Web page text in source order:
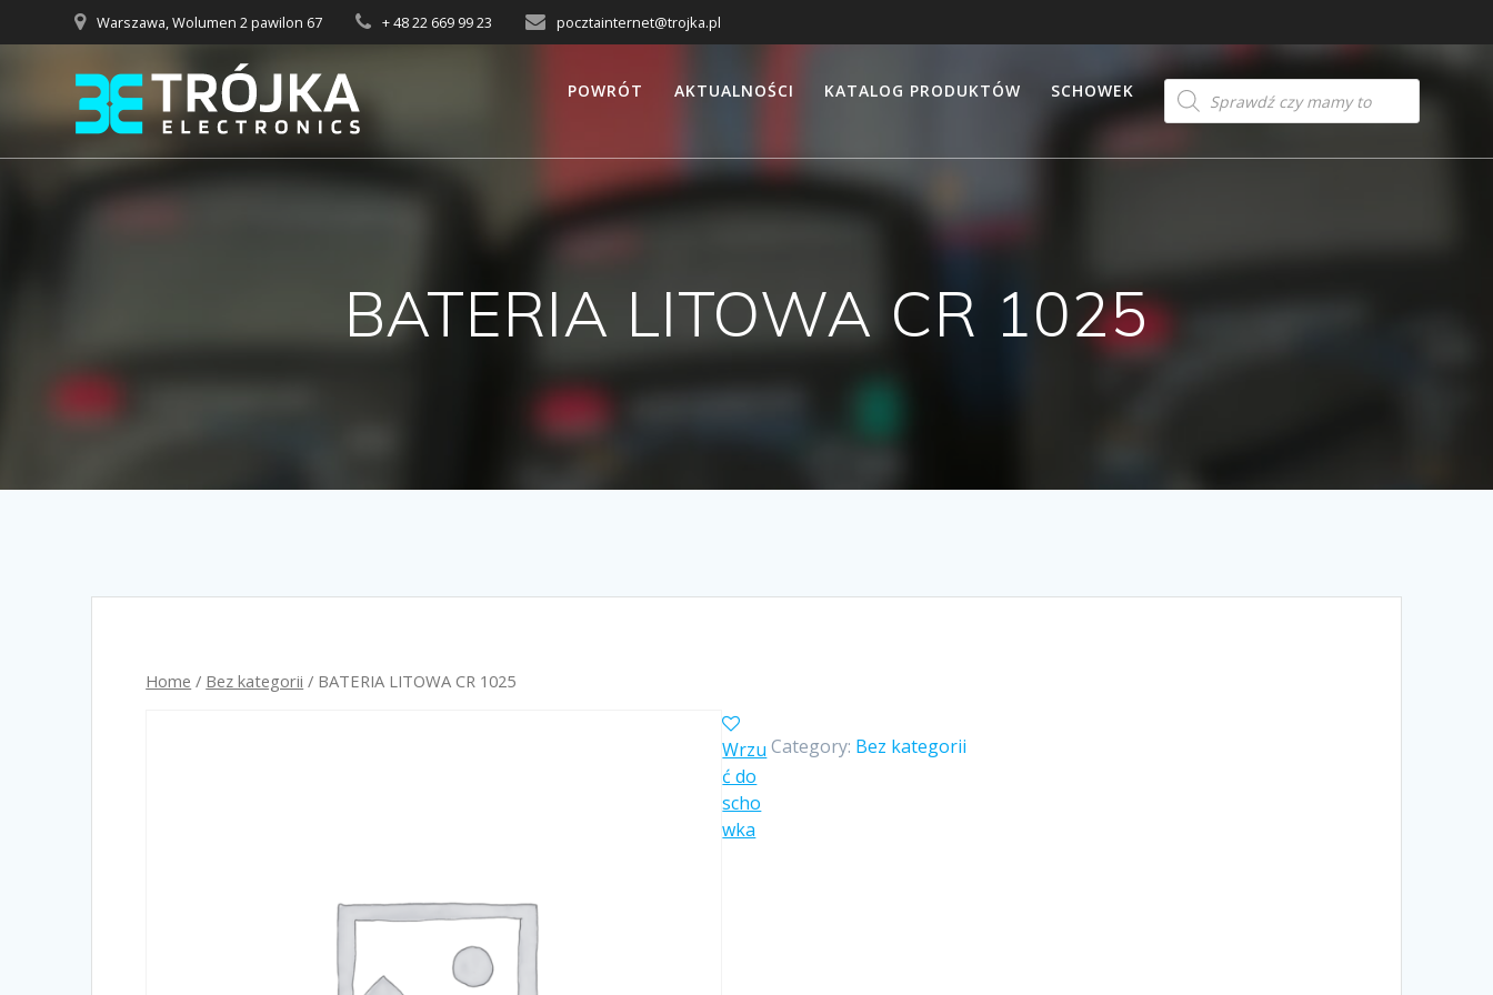
do
Warszawa, Wolumen 2 pawilon 67 + 48 22 669 99 23 pocztainternet@trojka.pl
POWRÓT AKTUALNOŚCI KATALOG PRODUKTÓW SCHOWEK
Products
search
BATERIA LITOWA CR 1025
Home / Bez kategorii / BATERIA LITOWA CR 1025
Category: Bez kategorii
Wrzu
ć do
scho
wka